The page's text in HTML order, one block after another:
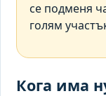
се подменя
голям
Кога има